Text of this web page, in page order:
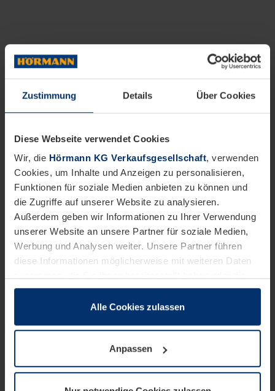
Zustimmung Details Über Cookies
Diese Webseite verwendet Cookies
Wir, die Hörmann KG Verkaufsgesellschaft, verwenden
Cookies, um Inhalte und Anzeigen zu personalisieren,
Funktionen für soziale Medien anbieten zu können und
die Zugriffe auf unserer Website zu analysieren.
Außerdem geben wir Informationen zu Ihrer Verwendung
unserer Website an unsere Partner für soziale Medien,
Werbung und Analysen weiter. Unsere Partner führen
diese Informationen möglicherweise mit weiteren Daten
sie im Rahmen Ihrer Nutzung der Dienste gesammelt
wenn diese für den Betrieb dieser Seite unbedingt
notwendig sind. Für alle anderen Cookie-Typen benötigen
wir Ihre Erlaubnis. Ihre Einwilligung können Sie jederzeit
Alle Cookies zulassen
Anpassen